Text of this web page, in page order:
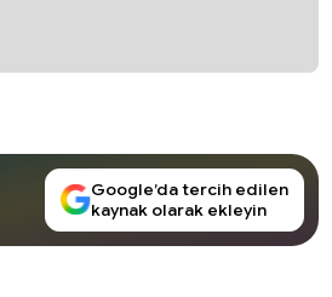
Google’da tercih edilen
kaynak olarak ekleyin